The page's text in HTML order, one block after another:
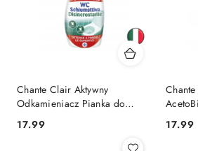
Chante Clair Aktywny
Odkamieniacz Pianka do
Toalety WC 625 ml (Włochy)
Cena:
17.99
Octem
Cena:
17.99